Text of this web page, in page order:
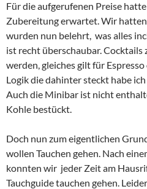
Für die aufgerufenen Preise
Zubereitung erwartet. Wir
wurden nun belehrt, was alles
ist recht überschaubar. Cocktails
werden, gleiches gilt für
Logik die dahinter steckt habe
Auch die Minibar ist nicht
Kohle bestückt.
Doch nun zum eigentlichen
wollen Tauchen gehen. Nach
konnten wir jeder Zeit am
Tauchguide tauchen gehen.